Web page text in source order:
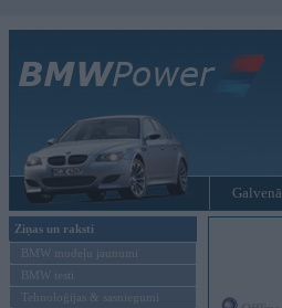
Galvenā
Ziņas un raksti
BMW modeļu jaunumi
BMW testi
Tehnoloģijas & sasniegumi